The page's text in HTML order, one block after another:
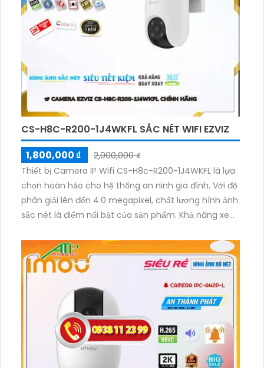
cấp. Đặc biệt, camera còn được trang bị công nghệ
hồng ngoại thông minh Smart IR, với tầm quan sát
ban đêm lên đến 10m, giúp quan sát tối ưu hơn trong
CS-H8C-R200-1J4WKFL SẮC NÉT WIFI EZVIZ
1,800,000 ₫
2,000,000 ₫
Thiết bị Camera IP Wifi CS-H8c-R200-1J4WKFL là lựa
chọn hoàn hảo cho hệ thống an ninh gia đình. Với độ
phân giải lên đến 4.0 megapixel, chất lượng hình ảnh
sắc nét là điểm nổi bật của sản phẩm. Khả năng xem
quan sát dễ dàng ngay cả khi trời tối. Thiết bị được
trang bị công nghệ IP Wifi tiên tiến, không giảm chất
lượng hình ảnh, đồng thời có khả năng Thu Âm và
Loa rõ ràng, giúp theo dõi và giao tiếp dễ dàng. Việc
lắp đặt camera này tại gia đình hay căn hộ giúp bạn
an tâm hơn về an ninh, đặc biệt với khả năng Xoay
360 độ linh hoạt. Nắm bắt mọi diễn biến, camera IP
Wifi CS-H8c-R200-1J4WKFL thực sự là sự lựa chọn ưu
việt và tiết kiệm.